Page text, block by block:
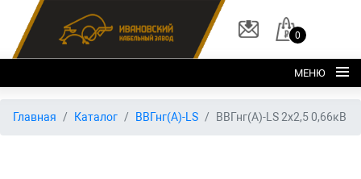
0
МЕНЮ
Главная
Главная Каталог ВВГнг(А)-LS ВВГнг(А)-LS 2х2,5 0,66кВ